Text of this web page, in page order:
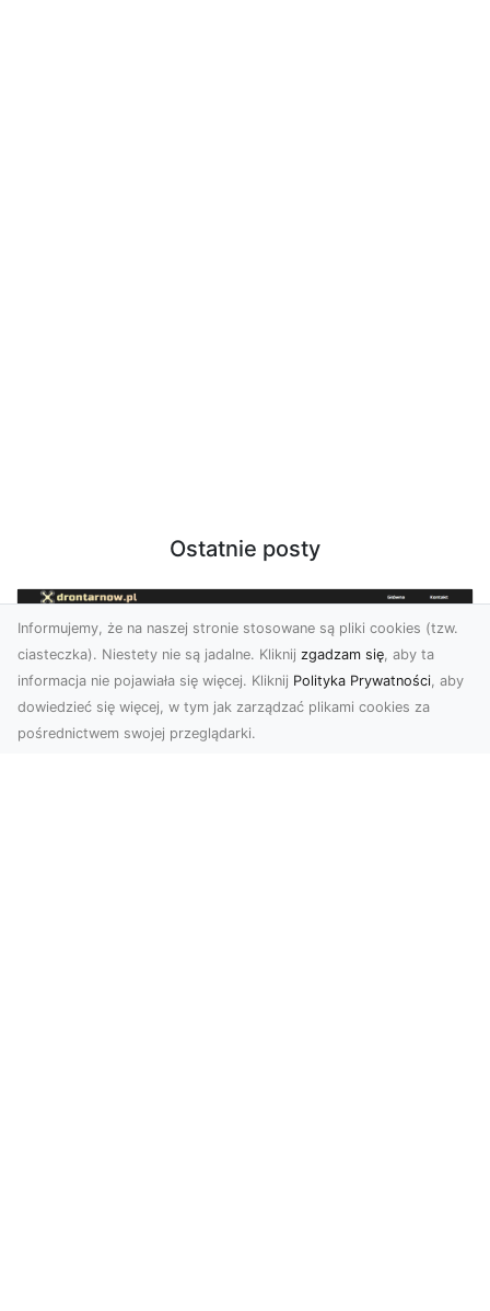
Ostatnie posty
Informujemy, że na naszej stronie stosowane są pliki cookies (tzw.
ciasteczka). Niestety nie są jadalne. Kliknij zgadzam się, aby ta
informacja nie pojawiała się więcej. Kliknij Polityka Prywatności, aby
dowiedzieć się więcej, w tym jak zarządzać plikami cookies za
pośrednictwem swojej przeglądarki.